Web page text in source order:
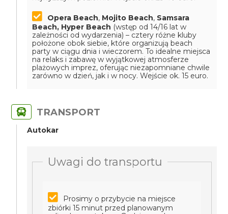
Opera Beach, Mojito Beach, Samsara
Beach, Hyper Beach (wstęp od 14/16 lat w
zależności od wydarzenia) – cztery różne kluby
położone obok siebie, które organizują beach
party w ciągu dnia i wieczorem. To idealne miejsca
na relaks i zabawę w wyjątkowej atmosferze
plażowych imprez, oferując niezapomniane chwile
zarówno w dzień, jak i w nocy. Wejście ok. 15 euro.
TRANSPORT
Autokar
Uwagi do transportu
Prosimy o przybycie na miejsce
zbiórki 15 minut przed planowanym